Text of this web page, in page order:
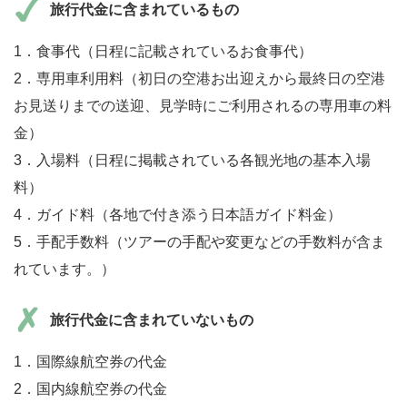
旅行代金に含まれているもの
1．食事代（日程に記載されているお食事代）
2．専用車利用料（初日の空港お出迎えから最終日の空港
お見送りまでの送迎、見学時にご利用されるの専用車の料
金）
3．入場料（日程に掲載されている各観光地の基本入場
料）
4．ガイド料（各地で付き添う日本語ガイド料金）
5．手配手数料（ツアーの手配や変更などの手数料が含ま
れています。）
旅行代金に含まれていないもの
1．国際線航空券の代金
2．国内線航空券の代金